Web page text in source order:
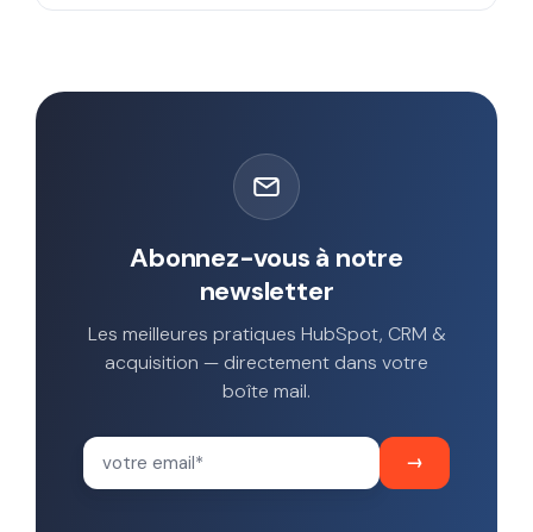
Abonnez-vous à notre
newsletter
Les meilleures pratiques HubSpot, CRM &
acquisition — directement dans votre
boîte mail.